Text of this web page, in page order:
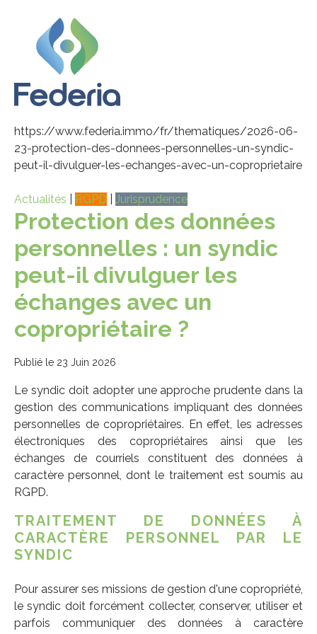
https://www.federia.immo/fr/thematiques/2026-06-
23-protection-des-donnees-personnelles-un-syndic-
peut-il-divulguer-les-echanges-avec-un-coproprietaire
Actualités RGPD Jurisprudence
Protection des données
personnelles : un syndic
peut-il divulguer les
échanges avec un
copropriétaire ?
Publié le 23 Juin 2026
Le syndic doit adopter une approche prudente dans la
gestion des communications impliquant des données
personnelles de copropriétaires. En effet, les adresses
électroniques des copropriétaires ainsi que les
échanges de courriels constituent des données à
caractère personnel, dont le traitement est soumis au
RGPD.
TRAITEMENT DE DONNÉES À
CARACTÈRE PERSONNEL PAR LE
SYNDIC
Pour assurer ses missions de gestion d'une copropriété,
le syndic doit forcément collecter, conserver, utiliser et
parfois communiquer des données à caractère